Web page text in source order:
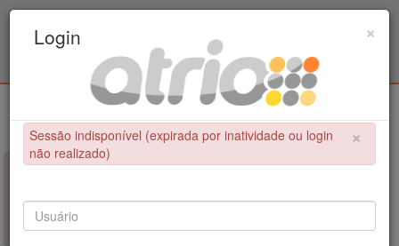
Educação Física / UPE - UFPB
×
NÃO FOI POSSÍVEL CONCLUIR A OPERAÇÃO
Sessão indisponível (expirada por inatividade ou login não
realizado)
×
Login
×
Sessão indisponível (expirada por inatividade ou login
não realizado)